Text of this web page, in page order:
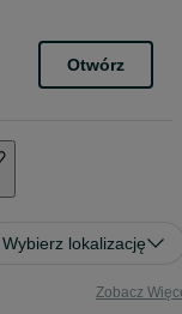
Otwórz
Wybierz lokalizację
Zobacz